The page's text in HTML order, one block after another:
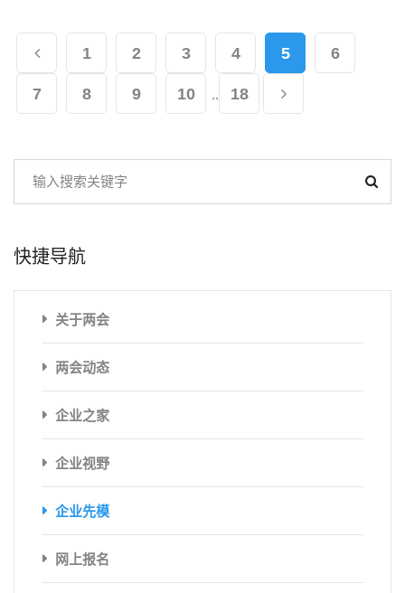
1 2 3 4 5 6
7 8 9 10 .. 18
快捷导航
关于两会
两会动态
企业之家
企业视野
企业先模
网上报名